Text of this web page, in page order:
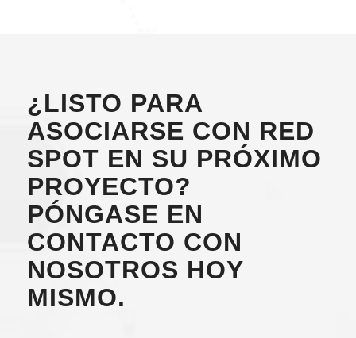
¿LISTO PARA
ASOCIARSE CON RED
SPOT EN SU PRÓXIMO
PROYECTO?
PÓNGASE EN
CONTACTO CON
NOSOTROS HOY
MISMO.